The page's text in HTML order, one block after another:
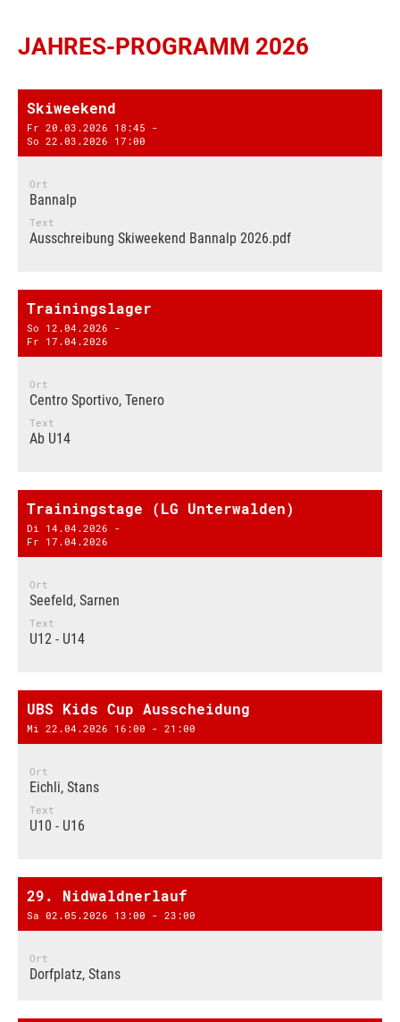
JAHRES-PROGRAMM 2026
Skiweekend
Fr 20.03.2026 18:45 -
So 22.03.2026 17:00
Ort
Bannalp
Text
Ausschreibung Skiweekend Bannalp 2026.pdf
Trainingslager
So 12.04.2026 -
Fr 17.04.2026
Ort
Centro Sportivo, Tenero
Text
Ab U14
Trainingstage (LG Unterwalden)
Di 14.04.2026 -
Fr 17.04.2026
Ort
Seefeld, Sarnen
Text
U12 - U14
UBS Kids Cup Ausscheidung
Mi 22.04.2026 16:00 - 21:00
Ort
Eichli, Stans
Text
U10 - U16
29. Nidwaldnerlauf
Sa 02.05.2026 13:00 - 23:00
Ort
Dorfplatz, Stans